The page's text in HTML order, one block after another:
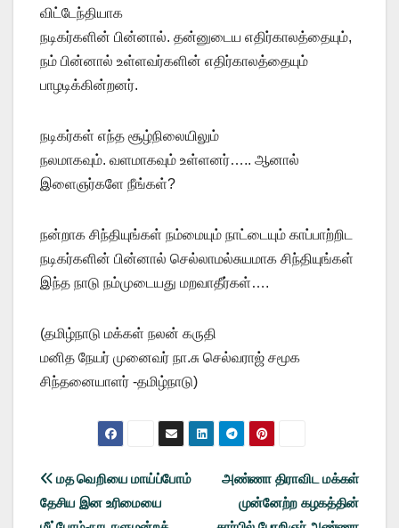
விட்டேந்தியாக
நடிகர்களின் பின்னால். தன்னுடைய எதிர்காலத்தையும்,
நம் பின்னால் உள்ளவர்களின் எதிர்காலத்தையும்
பாழடிக்கின்றனர்.
நடிகர்கள் எந்த சூழ்நிலையிலும்
நலமாகவும். வளமாகவும் உள்ளனர்….. ஆனால்
இளைஞர்களே நீங்கள்?
நன்றாக சிந்தியுங்கள் நம்மையும் நாட்டையும் காப்பாற்றிட
நடிகர்களின் பின்னால் செல்லாமல்சுயமாக சிந்தியுங்கள்
இந்த நாடு நம்முடையது மறவாதீர்கள்….
(தமிழ்நாடு மக்கள் நலன் கருதி
மனித நேயர் முனைவர் நா.சு செல்வராஜ் சமூக
சிந்தனையாளர் -தமிழ்நாடு)
Post
navigation
அண்ணா திராவிட மக்கள்
முன்னேற்ற கழகத்தின்
மத வெறியை மாய்ப்போம்
தேசிய இன உரிமையை